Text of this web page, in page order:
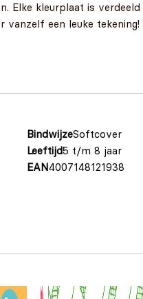
kleurplaat is
een leuke
BindwijzeSoftcover
Leeftijd5 t/m 8 jaar
EAN4007148121938